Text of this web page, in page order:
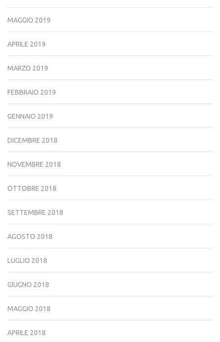
MAGGIO 2019
APRILE 2019
MARZO 2019
FEBBRAIO 2019
GENNAIO 2019
DICEMBRE 2018
NOVEMBRE 2018
OTTOBRE 2018
SETTEMBRE 2018
AGOSTO 2018
LUGLIO 2018
GIUGNO 2018
MAGGIO 2018
APRILE 2018